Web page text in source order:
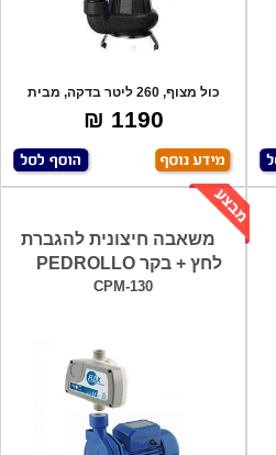
כול מצוף, 260 ליטר בדקה, מבית
יונדאי !
1190 ₪
משאבה חיצונית להגברת
לחץ + בקר PEDROLLO
CPM-130